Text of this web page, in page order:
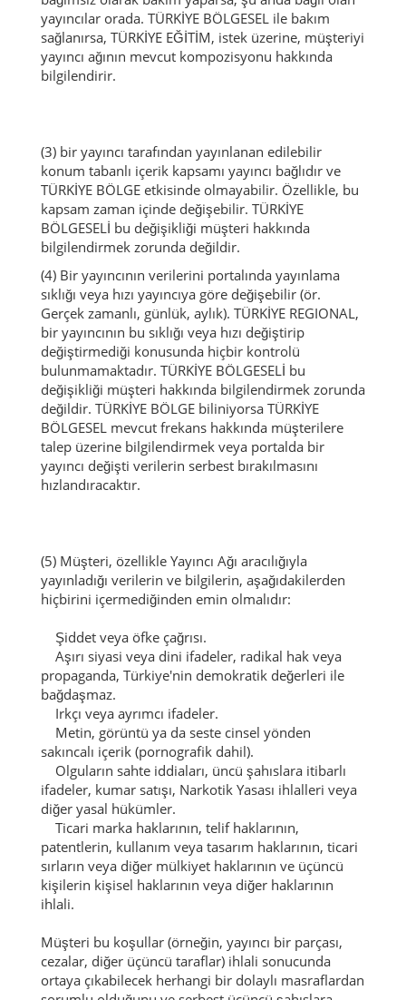
yayıncılar orada. TÜRKİYE BÖLGESEL ile bakım
sağlanırsa, TÜRKİYE EĞİTİM, istek üzerine, müşteriyi
yayıncı ağının mevcut kompozisyonu hakkında
bilgilendirir.
(3) bir yayıncı tarafından yayınlanan edilebilir
konum tabanlı içerik kapsamı yayıncı bağlıdır ve
TÜRKİYE BÖLGE etkisinde olmayabilir. Özellikle, bu
kapsam zaman içinde değişebilir. TÜRKİYE
BÖLGESELİ bu değişikliği müşteri hakkında
bilgilendirmek zorunda değildir.
(4) Bir yayıncının verilerini portalında yayınlama
sıklığı veya hızı yayıncıya göre değişebilir (ör.
Gerçek zamanlı, günlük, aylık). TÜRKİYE REGIONAL,
bir yayıncının bu sıklığı veya hızı değiştirip
değiştirmediği konusunda hiçbir kontrolü
bulunmamaktadır. TÜRKİYE BÖLGESELİ bu
değişikliği müşteri hakkında bilgilendirmek zorunda
değildir. TÜRKİYE BÖLGE biliniyorsa TÜRKİYE
BÖLGESEL mevcut frekans hakkında müşterilere
talep üzerine bilgilendirmek veya portalda bir
yayıncı değişti verilerin serbest bırakılmasını
hızlandıracaktır.
(5) Müşteri, özellikle Yayıncı Ağı aracılığıyla
yayınladığı verilerin ve bilgilerin, aşağıdakilerden
hiçbirini içermediğinden emin olmalıdır:
Şiddet veya öfke çağrısı.
Aşırı siyasi veya dini ifadeler, radikal hak veya
propaganda, Türkiye'nin demokratik değerleri ile
bağdaşmaz.
Irkçı veya ayrımcı ifadeler.
Metin, görüntü ya da seste cinsel yönden
sakıncalı içerik (pornografik dahil).
Olguların sahte iddiaları, üncü şahıslara itibarlı
ifadeler, kumar satışı, Narkotik Yasası ihlalleri veya
diğer yasal hükümler.
Ticari marka haklarının, telif haklarının,
patentlerin, kullanım veya tasarım haklarının, ticari
sırların veya diğer mülkiyet haklarının ve üçüncü
kişilerin kişisel haklarının veya diğer haklarının
ihlali.
Müşteri bu koşullar (örneğin, yayıncı bir parçası,
cezalar, diğer üçüncü taraflar) ihlali sonucunda
ortaya çıkabilecek herhangi bir dolaylı masraflardan